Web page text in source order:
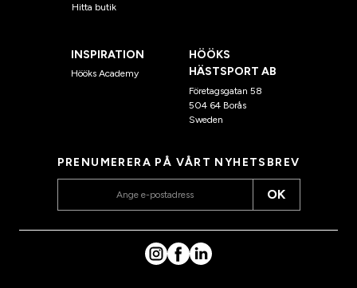
Hitta butik
INSPIRATION
Hööks Academy
HÖÖKS
HÄSTSPORT AB
Företagsgatan 58
504 64 Borås
Sweden
PRENUMERERA PÅ VÅRT NYHETSBREV
OK